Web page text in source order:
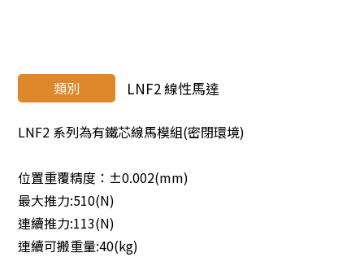
類別 LNF2 線性馬達
LNF2 系列為有鐵芯線馬模組(密閉環境)
位置重覆精度：±0.002(mm)
最大推力:510(N)
連續推力:113(N)
連續可搬重量:40(kg)